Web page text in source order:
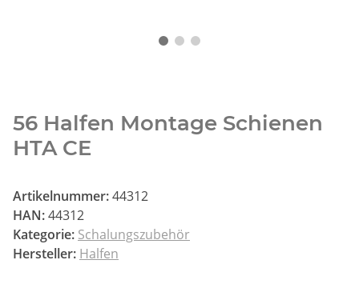
56 Halfen Montage Schienen
HTA CE
Artikelnummer:44312
HAN:44312
Kategorie: Schalungszubehör
Hersteller: Halfen